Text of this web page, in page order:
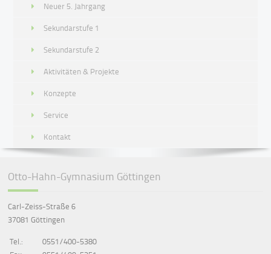
Neuer 5. Jahrgang
Sekundarstufe 1
Sekundarstufe 2
Aktivitäten & Projekte
Konzepte
Service
Kontakt
Otto-Hahn-Gymnasium Göttingen
Carl-Zeiss-Straße 6
37081 Göttingen
Tel.:
0551/400-5380